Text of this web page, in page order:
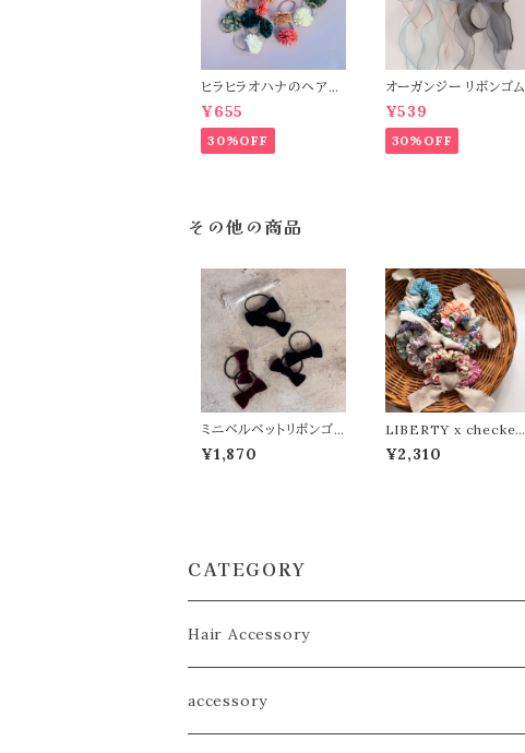
ヒラヒラオハナのヘアゴ
ム
¥655
30%OFF
オーガンジー リボンゴム
¥539
30%OFF
その他の商品
ミニベルベットリボンゴ
ム
¥1,870
LIBERTY x checker
ed Chouchou SET
¥2,310
CATEGORY
Hair Accessory
ヘアゴム／シュシュ
accessory